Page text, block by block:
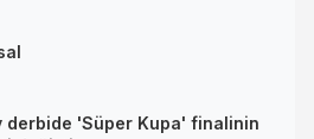
derbide 'Süper Kupa' finalinin